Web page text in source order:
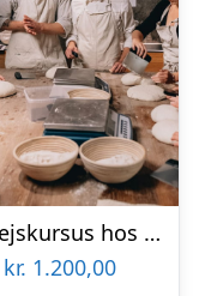
Surdejskursus hos La Cabra Bakery
kr. 1.200,00